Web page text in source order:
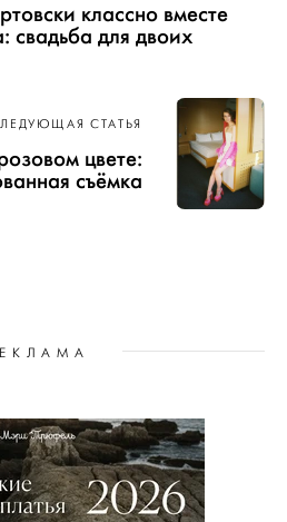
классно вместе
свадьба для двоих
СТАТЬЯ
цвете:
съёмка